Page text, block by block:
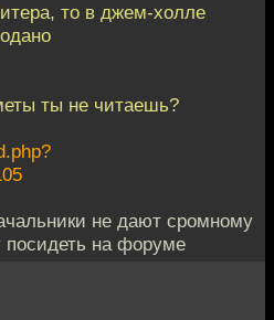
то в джем-холле
ты не читаешь?
не дают сромному
на форуме